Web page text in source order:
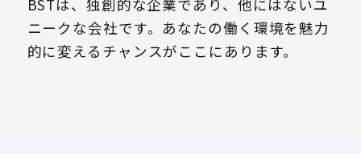
BSTは、独創的な企業であり、他にはないユ
ニークな会社です。あなたの働く環境を魅力
的に変えるチャンスがここにあります。